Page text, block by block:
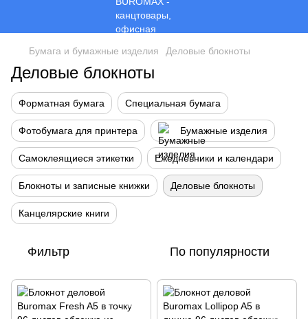
Бумага и бумажные изделия Деловые блокноты
Деловые блокноты
Форматная бумага Специальная бумага
Фотобумага для принтера Бумажные изделия
Самоклеящиеся этикетки Ежедневники и календари
Блокноты и записные книжки Деловые блокноты
Канцелярские книги
Фильтр По популярности